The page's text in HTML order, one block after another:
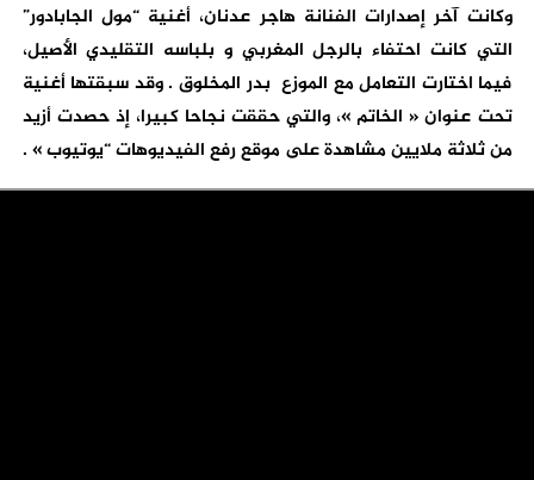
وكانت آخر إصدارات الفنانة هاجر عدنان، أغنية “مول الجابادور”
التي كانت احتفاء بالرجل المغربي و بلباسه التقليدي الأصيل،
فيما اختارت التعامل مع الموزع بدر المخلوق . وقد سبقتها أغنية
تحت عنوان « الخاتم »، والتي حققت نجاحا كبيرا، إذ حصدت أزيد
من ثلاثة ملايين مشاهدة على موقع رفع الفيديوهات “يوتيوب » .